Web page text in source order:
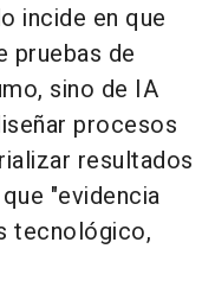
incide en que
pruebas de
sino de IA
procesos
resultados
"evidencia
tecnológico,